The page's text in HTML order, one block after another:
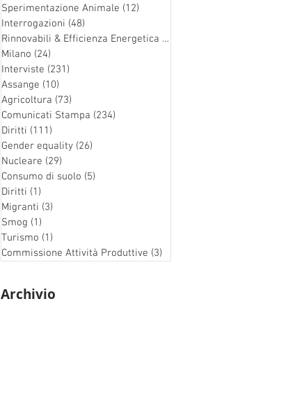
Sperimentazione Animale (12)
Interrogazioni (48)
Rinnovabili & Efficienza Energetica (126)
Milano (24)
Interviste (231)
Assange (10)
Agricoltura (73)
Comunicati Stampa (234)
Diritti (111)
Gender equality (26)
Nucleare (29)
Consumo di suolo (5)
Diritti (1)
Migranti (3)
Smog (1)
Turismo (1)
Commissione Attività Produttive (3)
Archivio